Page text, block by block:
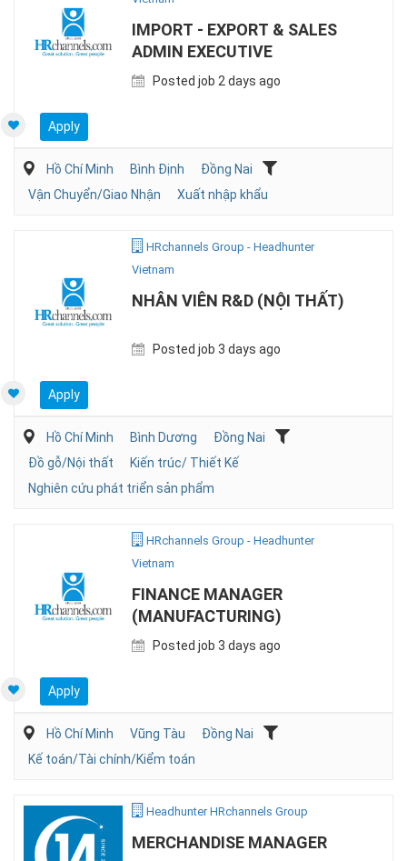
IMPORT - EXPORT & SALES
ADMIN EXECUTIVE
Posted job 2 days ago
Apply
Hồ Chí Minh Bình Định
Đồng Nai
Vận Chuyển/Giao Nhận
Xuất nhập khẩu
HRchannels Group - Headhunter
Vietnam
NHÂN VIÊN R&D (NỘI THẤT)
Posted job 3 days ago
Apply
Hồ Chí Minh Bình Dương
Đồng Nai
Đồ gỗ/Nội thất
Kiến trúc/ Thiết Kế
Nghiên cứu phát triển sản phẩm
HRchannels Group - Headhunter
Vietnam
FINANCE MANAGER
(MANUFACTURING)
Posted job 3 days ago
Apply
Hồ Chí Minh Vũng Tàu
Đồng Nai
Kế toán/Tài chính/Kiểm toán
Headhunter HRchannels Group
MERCHANDISE MANAGER